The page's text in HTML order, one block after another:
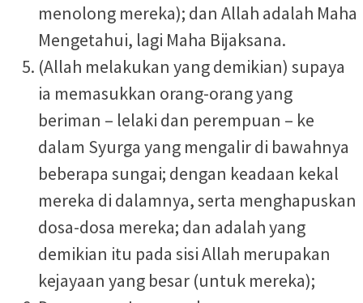
menolong mereka); dan Allah adalah Maha
Mengetahui, lagi Maha Bijaksana.
(Allah melakukan yang demikian) supaya
ia memasukkan orang-orang yang
beriman – lelaki dan perempuan – ke
dalam Syurga yang mengalir di bawahnya
beberapa sungai; dengan keadaan kekal
mereka di dalamnya, serta menghapuskan
dosa-dosa mereka; dan adalah yang
demikian itu pada sisi Allah merupakan
kejayaan yang besar (untuk mereka);